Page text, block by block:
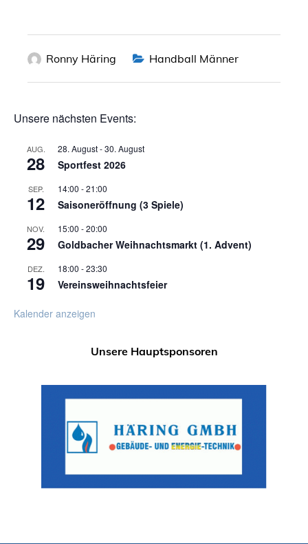
Ronny Häring Handball Männer
Unsere nächsten Events:
AUG.
28
28. August-30. August
Sportfest 2026
SEP.
12
14:00 -21:00
Saisoneröffnung (3 Spiele)
NOV.
29
15:00 -20:00
Goldbacher Weihnachtsmarkt (1. Advent)
DEZ.
19
18:00 -23:30
Vereinsweihnachtsfeier
Kalender anzeigen
Unsere Hauptsponsoren